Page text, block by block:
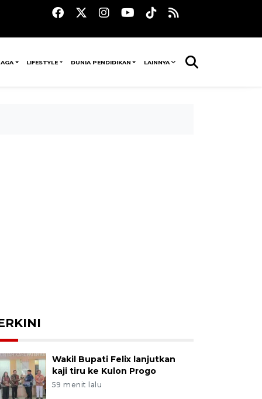
LIFESTYLE DUNIA PENDIDIKAN LAINNYA
Wakil Bupati Felix lanjutkan
kaji tiru ke Kulon Progo
59 menit lalu